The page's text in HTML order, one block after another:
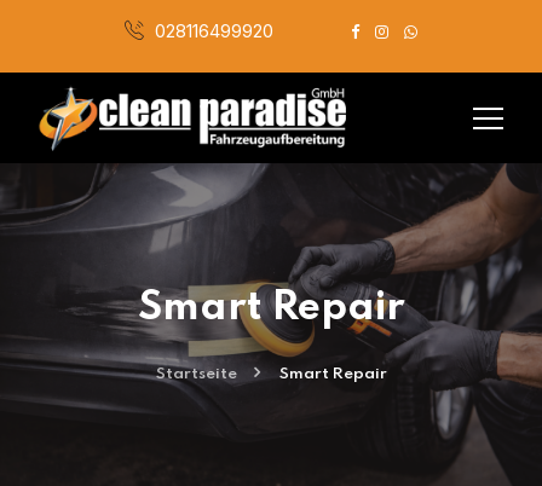
028116499920
Smart Repair
Startseite Smart Repair